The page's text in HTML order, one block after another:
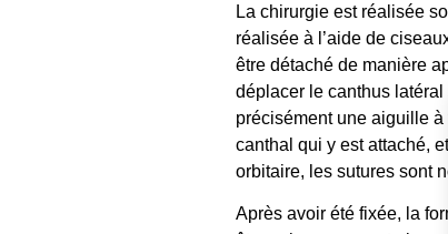
La chirurgie est réalisée
réalisée à l’aide de
être détaché de manière
déplacer le canthus latéral
précisément une aiguille
canthal qui y est attaché,
orbitaire, les sutures sont
Après avoir été fixée, la